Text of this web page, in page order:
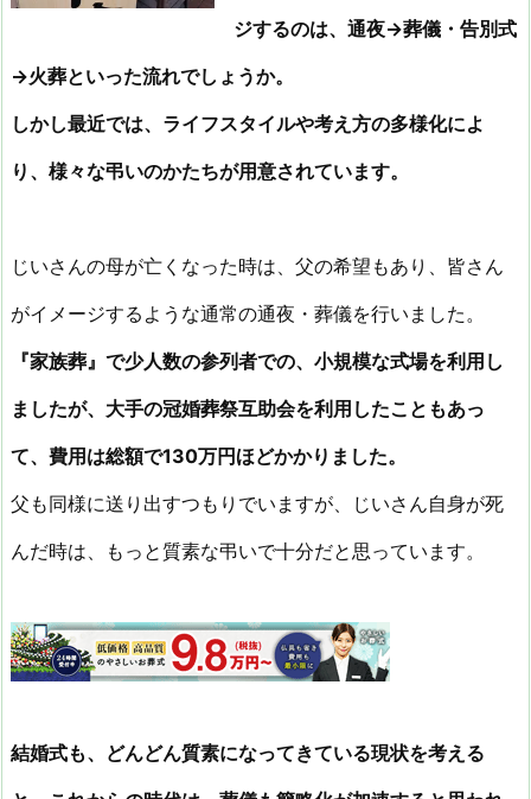
ジするのは、通夜→葬儀・告別式
→火葬といった流れでしょうか。
しかし最近では、ライフスタイルや考え方の多様化によ
り、様々な弔いのかたちが用意されています。
じいさんの母が亡くなった時は、父の希望もあり、皆さん
がイメージするような通常の通夜・葬儀を行いました。
『家族葬』で少人数の参列者での、小規模な式場を利用し
ましたが、大手の冠婚葬祭互助会を利用したこともあっ
て、費用は総額で130万円ほどかかりました。
父も同様に送り出すつもりでいますが、じいさん自身が死
んだ時は、もっと質素な弔いで十分だと思っています。
結婚式も、どんどん質素になってきている現状を考える